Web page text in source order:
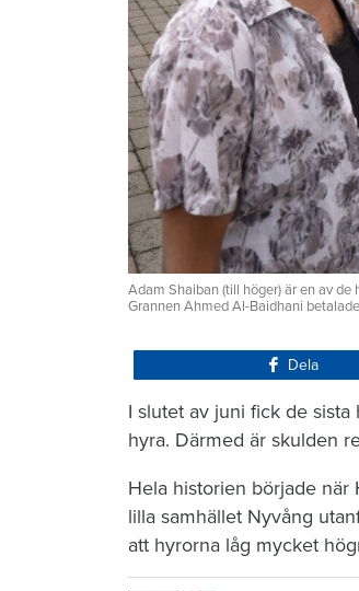
Adam Shaiban (till höger) är en av
Grannen Ahmed Al-Baidhani
Dela
I slutet av juni fick de
hyra. Därmed är skulden
Hela historien började
lilla samhället Nyvång
att hyrorna låg mycket